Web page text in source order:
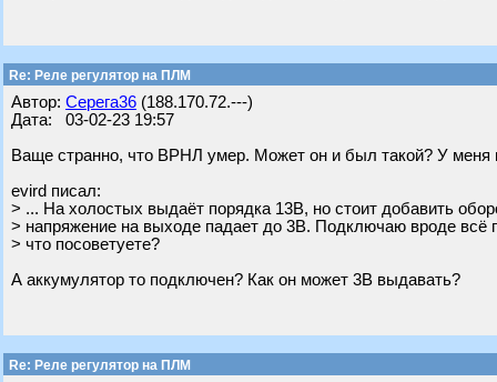
Re: Реле регулятор на ПЛМ
Автор: Серега36 (188.170.72.---)
Дата: 03-02-23 19:57
Ваще странно, что ВРНЛ умер. Может он и был такой? У
evird писал:
> ... На холостых выдаёт порядка 13В, но стоит добавить
> напряжение на выходе падает до 3В. Подключаю вроде всё
> что посоветуете?
А аккумулятор то подключен? Как он может 3В выдавать?
Re: Реле регулятор на ПЛМ